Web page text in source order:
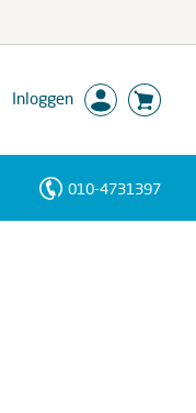
Inloggen
010-4731397